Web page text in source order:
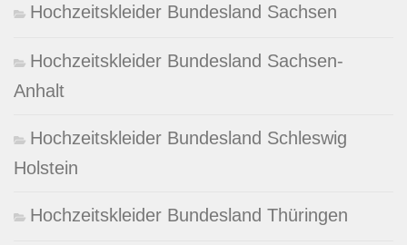
Hochzeitskleider Bundesland Sachsen
Hochzeitskleider Bundesland Sachsen-
Anhalt
Hochzeitskleider Bundesland Schleswig
Holstein
Hochzeitskleider Bundesland Thüringen